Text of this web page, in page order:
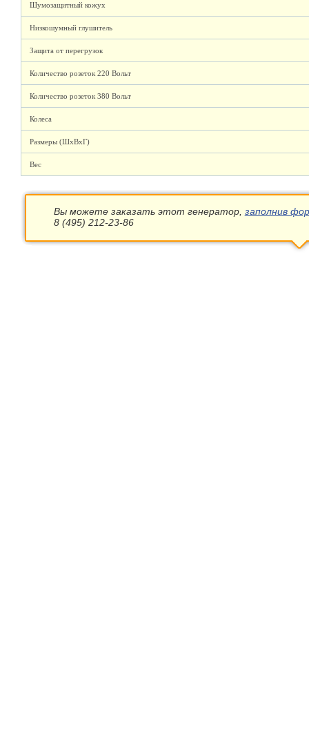
Шумозащитный кожух
Низкошумный глушитель
Защита от перегрузок
Количество розеток 220 Вольт
Количество розеток 380 Вольт
Колеса
Размеры (ШхВхГ)
Вес
Вы можете заказать этот генератор, заполнив
8 (495) 212-23-86